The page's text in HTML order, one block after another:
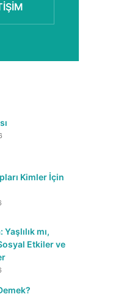
Kimler İçin
mı,
Etkiler ve